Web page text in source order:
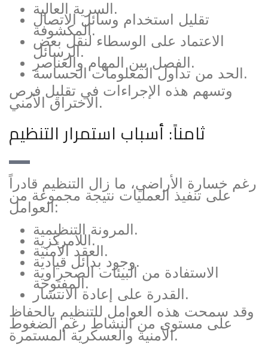
السرية العالية.
تقليل استخدام وسائل الاتصال
المكشوفة.
الاعتماد على الوسطاء لنقل بعض
الرسائل.
الفصل بين المهام والعناصر.
الحد من تداول المعلومات الحساسة.
وتسهم هذه الإجراءات في تقليل فرص
الاختراق الأمني.
ثامناً: أسباب استمرار التنظيم
رغم خسارة الأراضي، ما زال التنظيم قادراً
على تنفيذ العمليات نتيجة مجموعة من
العوامل:
المرونة التنظيمية.
اللامركزية.
العقد الأمنية.
وجود بدائل قيادية.
الاستفادة من البيئات الصحراوية
المفتوحة.
القدرة على إعادة الانتشار.
وقد سمحت هذه العوامل للتنظيم بالحفاظ
على مستوى من النشاط رغم الضغوط
الأمنية والعسكرية المستمرة.